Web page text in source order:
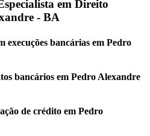
em Direito
- BA
execuções bancárias em Pedro
bancários em Pedro Alexandre
de crédito em Pedro